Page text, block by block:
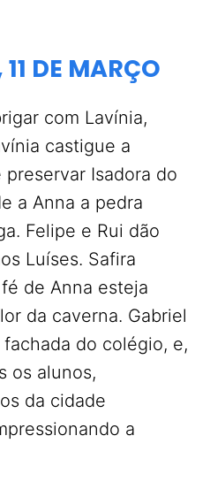
DE MARÇO
com Lavínia,
castigue a
Isadora do
a Anna a pedra
Felipe e Rui dão
Luíses. Safira
de Anna esteja
da caverna. Gabriel
do colégio, e,
os alunos,
da cidade
a